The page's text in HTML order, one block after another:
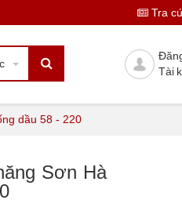
Tra
Tài
dầu 58 - 220
Sơn Hà